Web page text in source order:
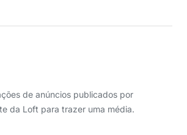
de anúncios publicados por
da Loft para trazer uma média.